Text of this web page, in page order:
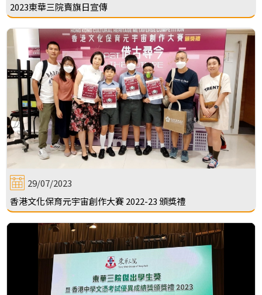
2023東華三院賣旗日宣傳
29/07/2023
香港文化保育元宇宙創作大賽 2022-23 頒獎禮